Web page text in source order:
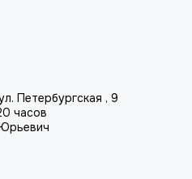
Петербургская , 9
часов